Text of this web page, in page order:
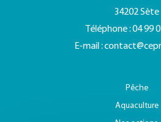
34202 Sète
Téléphone : 04 99
E-mail :
Pêche
Aquaculture